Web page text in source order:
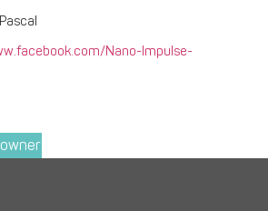
Nano-Impulse-